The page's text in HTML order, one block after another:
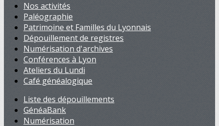
Nos activités
Paléographie
Patrimoine et Familles du Lyonnais
Dépouillement de registres
Numérisation d'archives
Conférences à Lyon
Ateliers du Lundi
Café généalogique
Liste des dépouillements
GénéaBank
Numérisation